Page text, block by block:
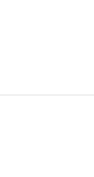
vakantiehuis